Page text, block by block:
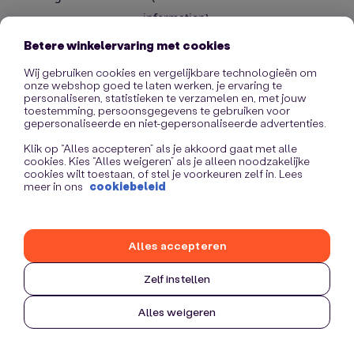
information).
Betere winkelervaring met cookies
Wij gebruiken cookies en vergelijkbare technologieën om
onze webshop goed te laten werken, je ervaring te
personaliseren, statistieken te verzamelen en, met jouw
toestemming, persoonsgegevens te gebruiken voor
gepersonaliseerde en niet-gepersonaliseerde advertenties.
Klik op “Alles accepteren” als je akkoord gaat met alle
cookies. Kies “Alles weigeren” als je alleen noodzakelijke
cookies wilt toestaan, of stel je voorkeuren zelf in. Lees
meer in ons cookiebeleid
Zelf instellen
Alles weigeren
Alles accepteren